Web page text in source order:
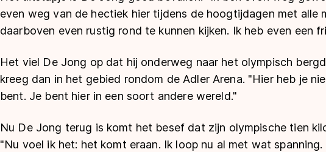
even weg van de hectiek hier tijdens de hoogtijdagen met alle
daarboven even rustig rond te kunnen kijken. Ik heb even een
Het viel De Jong op dat hij onderweg naar het olympisch
kreeg dan in het gebied rondom de Adler Arena. "Hier heb je
bent. Je bent hier in een soort andere wereld."
Nu De Jong terug is komt het besef dat zijn olympische tien
"Nu voel ik het: het komt eraan. Ik loop nu al met wat spanning.